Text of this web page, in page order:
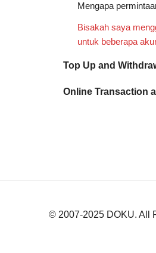
Mengapa
Bisakah saya
untuk beberapa
Top Up and
Online Transaction
© 2007-2025 DOKU. All